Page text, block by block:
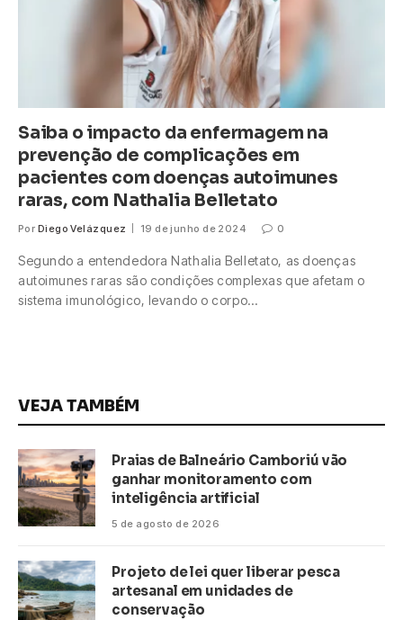
Saiba o impacto da enfermagem na
prevenção de complicações em
pacientes com doenças autoimunes
raras, com Nathalia Belletato
Por Diego Velázquez 19 de junho de 2024 0
Segundo a entendedora Nathalia Belletato, as doenças
autoimunes raras são condições complexas que afetam o
sistema imunológico, levando o corpo…
VEJA TAMBÉM
Praias de Balneário Camboriú vão
ganhar monitoramento com
inteligência artificial
5 de agosto de 2026
Projeto de lei quer liberar pesca
artesanal em unidades de
conservação